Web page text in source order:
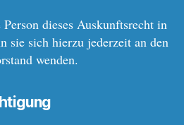
dieses Auskunftsrecht in
sie sich hierzu jederzeit an den
wenden.